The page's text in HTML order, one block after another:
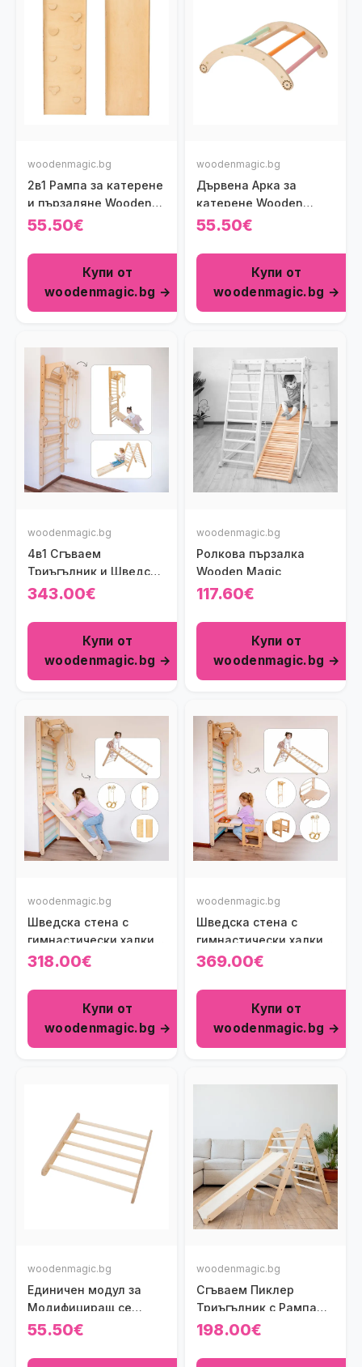
woodenmagic.bg
2в1 Рампа за катерене
и пързаляне Wooden
Magic
55.50€
Купи от
woodenmagic.bg →
woodenmagic.bg
Дървена Арка за
катерене Wooden
Magic (За
Пиклер триъгълник)
55.50€
Купи от
woodenmagic.bg →
woodenmagic.bg
4в1 Сгъваем
Триъгълник и Шведска
стена
343.00€
Купи от
woodenmagic.bg →
woodenmagic.bg
Ролкова пързалка
Wooden Magic
117.60€
Купи от
woodenmagic.bg →
woodenmagic.bg
Шведска стена с
гимнастически халки и
рампа
318.00€
Купи от
woodenmagic.bg →
woodenmagic.bg
Шведска стена с
гимнастически халки,
масичка и столче
369.00€
Купи от
woodenmagic.bg →
woodenmagic.bg
Единичен модул за
Модифициращ се
Пиклер Триъгълник/
55.50€
woodenmagic.bg
Сгъваем Пиклер
Триъгълник с Рампа
Wooden Magic
198.00€